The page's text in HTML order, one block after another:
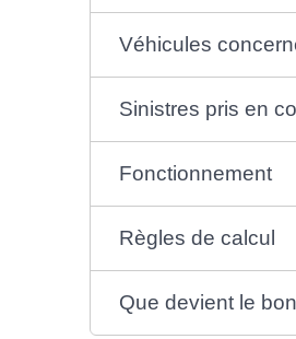
Véhicules
Sinistres pris en
Fonctionnement
Règles de calcul
Que devient le